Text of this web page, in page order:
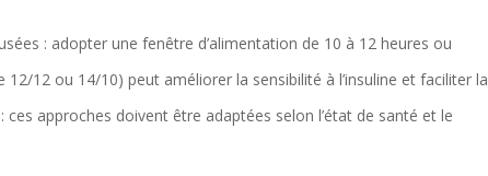
: adopter une fenêtre d’alimentation de 10 à 12 heures ou
12 ou 14/10) peut améliorer la sensibilité à l’insuline et faciliter la
approches doivent être adaptées selon l’état de santé et le